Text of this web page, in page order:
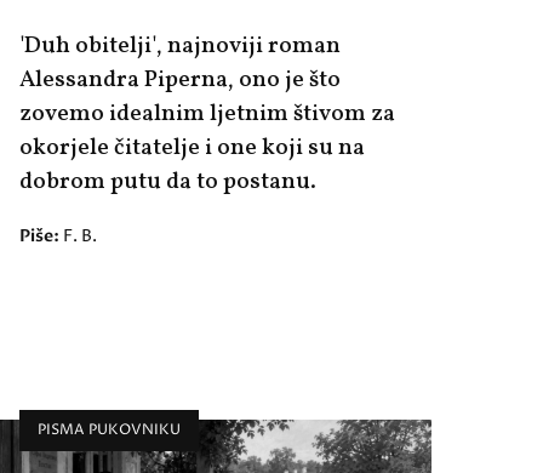
'Duh obitelji', najnoviji roman
Alessandra Piperna, ono je što
zovemo idealnim ljetnim štivom za
okorjele čitatelje i one koji su na
dobrom putu da to postanu.
Piše: F. B.
PISMA PUKOVNIKU